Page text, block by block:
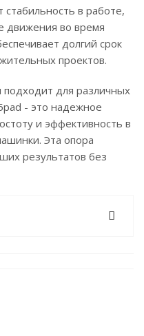
в работе,
движения во время
долгий срок
проектов.
подходит для различных
- это надежное
и эффективность в
Эта опора
результатов без